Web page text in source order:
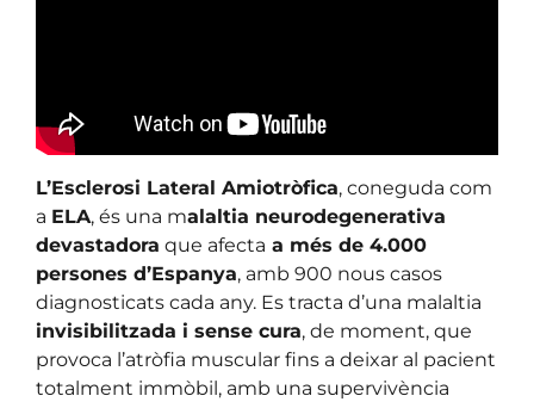
L’Esclerosi Lateral Amiotròfica, coneguda com
a ELA, és una malaltia neurodegenerativa
devastadora que afecta a més de 4.000
persones d’Espanya, amb 900 nous casos
diagnosticats cada any. Es tracta d’una malaltia
invisibilitzada i sense cura, de moment, que
provoca l’atròfia muscular fins a deixar al pacient
totalment immòbil, amb una supervivència